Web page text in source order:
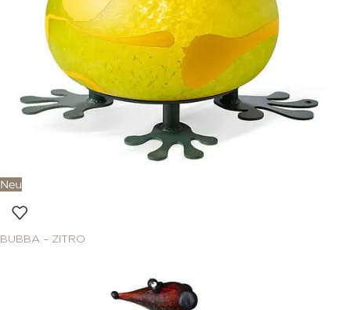
Neu
BUBBA – ZITRO